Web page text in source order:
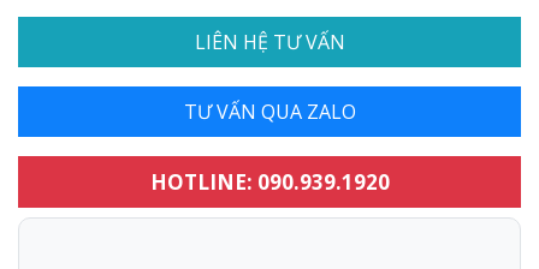
LIÊN HỆ TƯ VẤN
TƯ VẤN QUA ZALO
HOTLINE: 090.939.1920